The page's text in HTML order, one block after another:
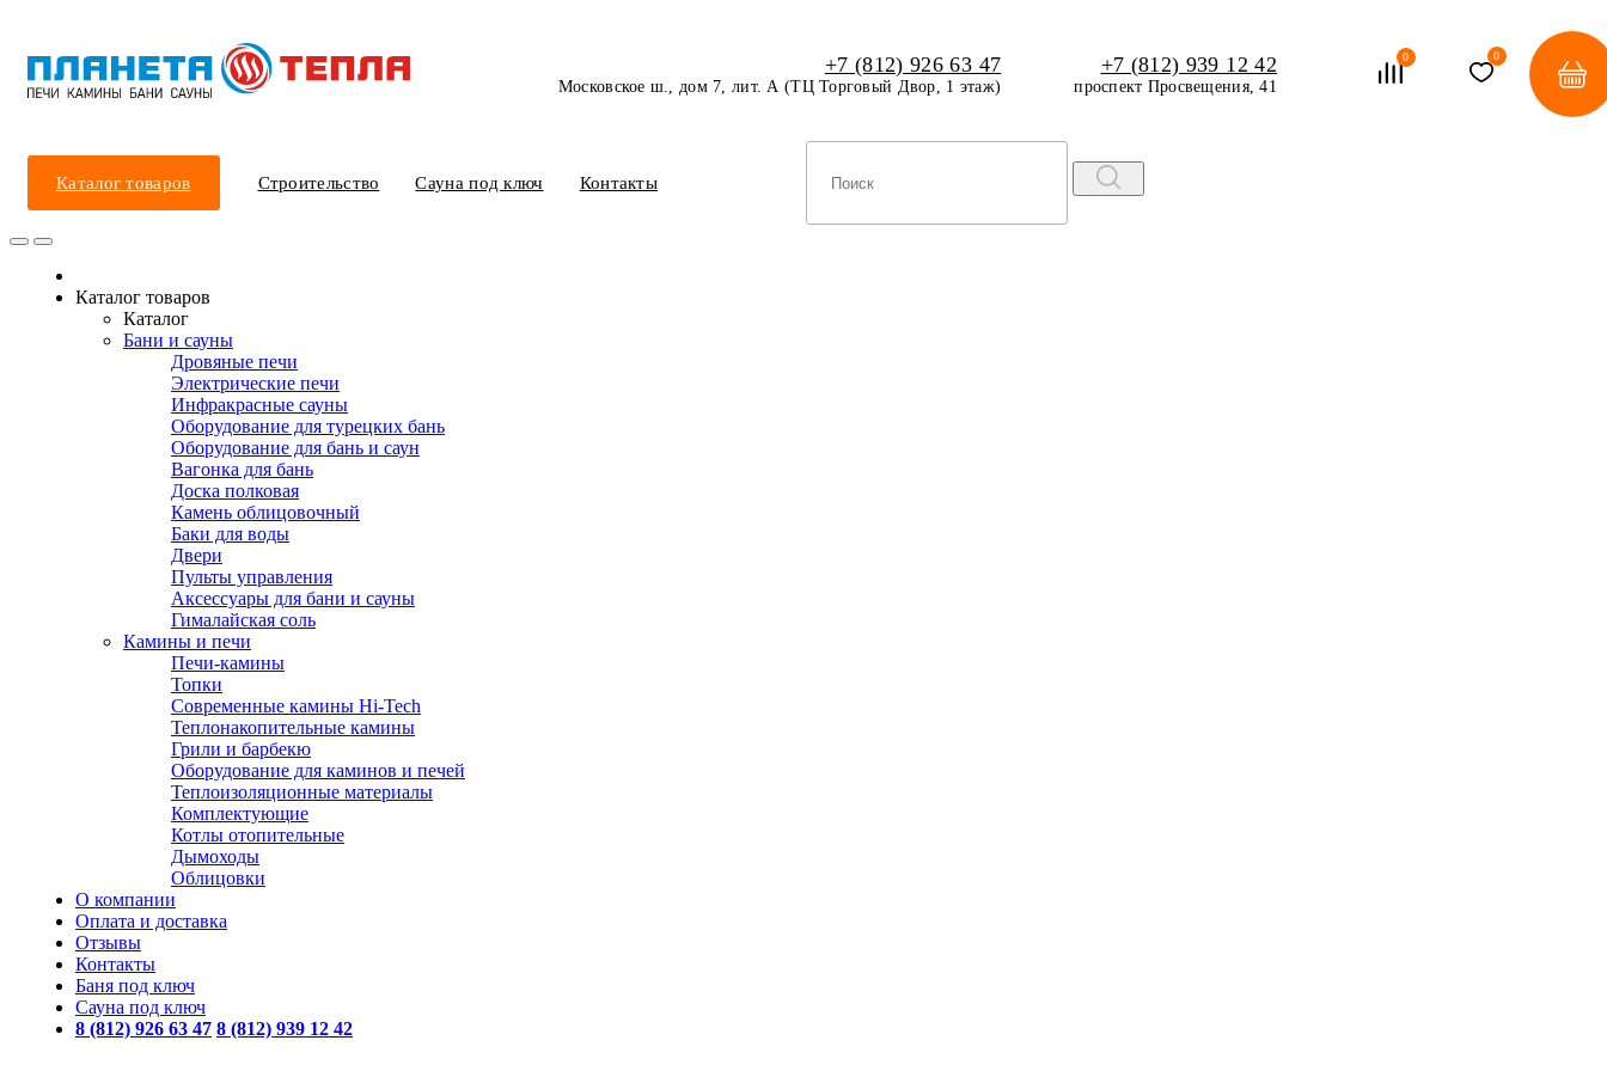
+7 (812) 926 63 47
Московское ш., дом 7, лит. А (ТЦ Торговый Двор, 1 этаж)
+7 (812) 939 12 42
проспект Просвещения, 41
0 0
Каталог товаров Строительство Сауна под ключ Контакты
Каталог товаров
Каталог
Бани и сауны
Дровяные печи
Электрические печи
Инфракрасные сауны
Оборудование для турецких бань
Оборудование для бань и саун
Вагонка для бань
Доска полковая
Камень облицовочный
Баки для воды
Двери
Пульты управления
Аксессуары для бани и сауны
Гималайская соль
Камины и печи
Печи-камины
Топки
Современные камины Hi-Tech
Теплонакопительные камины
Грили и барбекю
Оборудование для каминов и печей
Теплоизоляционные материалы
Комплектующие
Котлы отопительные
Дымоходы
Облицовки
О компании
Оплата и доставка
Отзывы
Контакты
Баня под ключ
Сауна под ключ
8 (812) 926 63 47 8 (812) 939 12 42